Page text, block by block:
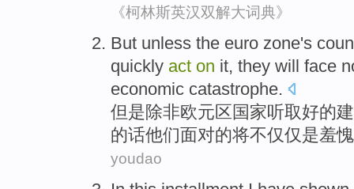
《柯林斯英汉双解大词典》
But unless the euro zone's
quickly act on it, they will face
economic catastrophe.
但是除非欧元区国家听取好的
的话他们面对的将不仅仅是羞愧
youdao